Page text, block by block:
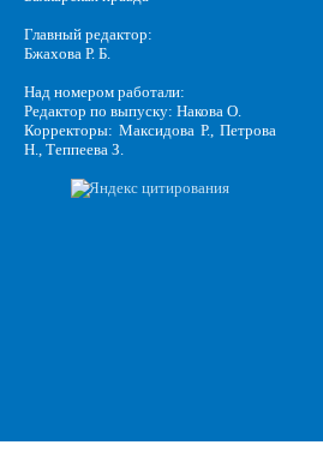
Главный редактор:
Бжахова Р. Б.
Над номером работали:
Редактор по выпуску: Накова О.
Корректоры: Максидова Р., Петрова
Н., Теппеева З.